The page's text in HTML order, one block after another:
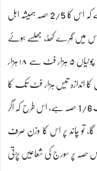
کر رہا ہے اور ایک ایسے زاویہ پر واقع ہے کہ اس کا 2/5 حصہ ہمیشہ اہل
گہرے کھڈ، جھلسے ہوئے
چٹیل میدان اور سنگلاخ پہاڑ ہیں جن کی چوٹیاں ۵ ہزار فٹ سے ۱۸ ہزار
اندازہ تیس ہزار فٹ تک کا
بھی ہے۔ اس کی کشش زمین کی بہ نسبت 1/6 حصہ ہے، اس طرح کہ اگر
کا وزن 175 پونڈ ہو گا، تو چاند پر اس کا وزن صرف
جس حصہ پر سورج کی شعاعیں پڑتی